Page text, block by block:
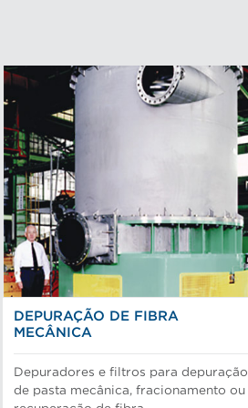
DEPURAÇÃO DE FIBRA
MECÂNICA
Depuradores e filtros para depuração
de pasta mecânica, fracionamento ou